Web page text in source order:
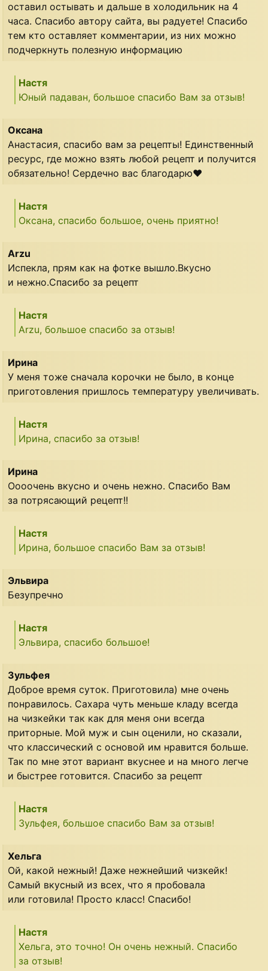
оставил остывать и дальше в холодильник на 4
часа. Спасибо автору сайта, вы радуете! Спасибо
тем кто оставляет комментарии, из них можно
подчеркнуть полезную информацию
Настя
Юный падаван, большое спасибо Вам за отзыв!
Оксана
Анастасия, спасибо вам за рецепты! Единственный
ресурс, где можно взять любой рецепт и получится
обязательно! Сердечно вас благодарю❤
Настя
Оксана, спасибо большое, очень приятно!
Arzu
Испекла, прям как на фотке вышло.Вкусно
и нежно.Спасибо за рецепт
Настя
Arzu, большое спасибо за отзыв!
Ирина
У меня тоже сначала корочки не было, в конце
приготовления пришлось температуру увеличивать.
Настя
Ирина, спасибо за отзыв!
Ирина
Оооочень вкусно и очень нежно. Спасибо Вам
за потрясающий рецепт!!
Настя
Ирина, большое спасибо Вам за отзыв!
Эльвира
Безупречно
Настя
Эльвира, спасибо большое!
Зульфея
Доброе время суток. Приготовила) мне очень
понравилось. Сахара чуть меньше кладу всегда
на чизкейки так как для меня они всегда
приторные. Мой муж и сын оценили, но сказали,
что классический с основой им нравится больше.
Так по мне этот вариант вкуснее и на много легче
и быстрее готовится. Спасибо за рецепт
Настя
Зульфея, большое спасибо Вам за отзыв!
Хельга
Ой, какой нежный! Даже нежнейший чизкейк!
Самый вкусный из всех, что я пробовала
или готовила! Просто класс! Спасибо!
Настя
Хельга, это точно! Он очень нежный. Спасибо
за отзыв!